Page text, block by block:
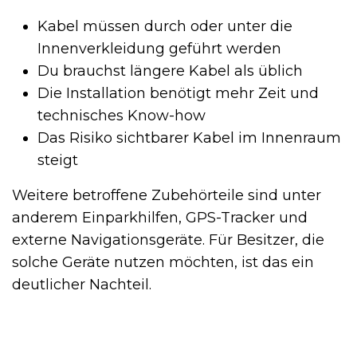
Kabel müssen durch oder unter die
Innenverkleidung geführt werden
Du brauchst längere Kabel als üblich
Die Installation benötigt mehr Zeit und
technisches Know-how
Das Risiko sichtbarer Kabel im Innenraum
steigt
Weitere betroffene Zubehörteile sind unter
anderem Einparkhilfen, GPS-Tracker und
externe Navigationsgeräte. Für Besitzer, die
solche Geräte nutzen möchten, ist das ein
deutlicher Nachteil.